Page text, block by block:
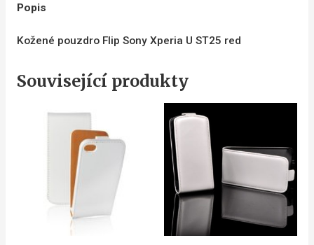
Popis
Kožené pouzdro Flip Sony Xperia U ST25 red
Související produkty